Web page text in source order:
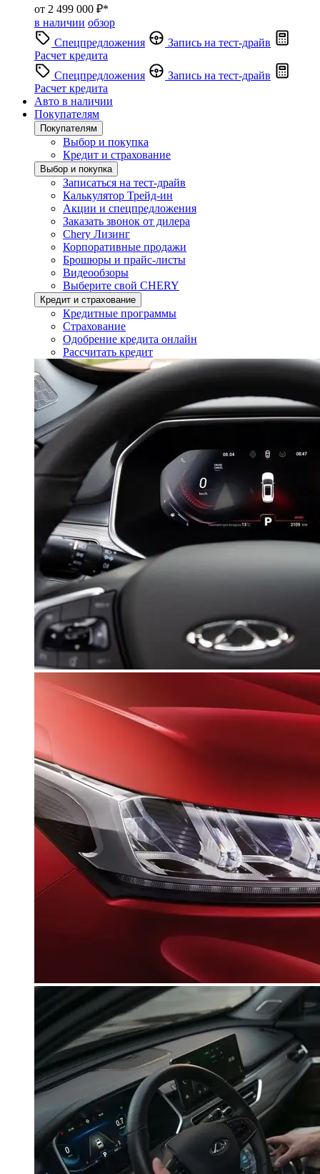
от 2 499 000 ₽*
в наличии обзор
Спецпредложения
Запись на тест-драйв
Расчет кредита
Спецпредложения
Запись на тест-драйв
Расчет кредита
Авто в наличии
Покупателям
Покупателям
Выбор и покупка
Кредит и страхование
Выбор и покупка
Записаться на тест-драйв
Калькулятор Трейд-ин
Акции и спецпредложения
Заказать звонок от дилера
Chery Лизинг
Корпоративные продажи
Брошюры и прайс-листы
Видеообзоры
Выберите свой CHERY
Кредит и страхование
Кредитные программы
Страхование
Одобрение кредита онлайн
Рассчитать кредит